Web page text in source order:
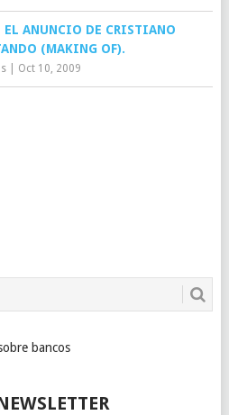
EL ANUNCIO DE CRISTIANO
(MAKING OF).
| Oct 10, 2009
bancos